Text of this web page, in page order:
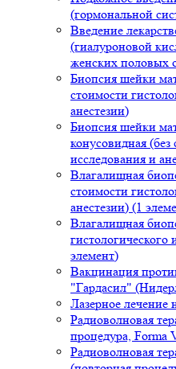
(гормональной
Введение
(гиалуроновой
женских половых
Биопсия шейки
стоимости
анестезии)
Биопсия шейки
конусовидная (без
исследования и
Влагалищная
стоимости
анестезии) (1
Влагалищная
гистологического
элемент)
Вакцинация
"Гардасил"
Лазерное лечение
Радиоволновая
процедура, Forma
Радиоволновая